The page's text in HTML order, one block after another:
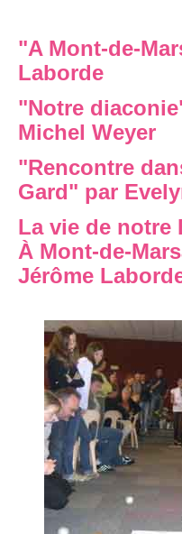
"A Mont-de-
Laborde
"Notre
Michel Weyer
"Rencontre
Gard" par
La vie de notre
À Mont-de-
Jérôme